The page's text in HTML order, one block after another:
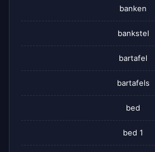
banken
bankstel
bartafel
bartafels
bed
bed 1